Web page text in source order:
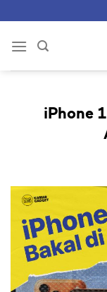
content
iPhone